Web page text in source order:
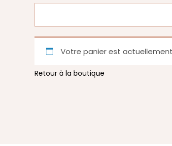
Votre panier est
Retour à la boutique